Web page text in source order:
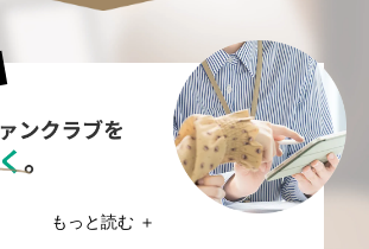
もっと読む ＋